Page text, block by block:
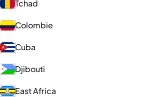
Tchad
Colombie
Cuba
Djibouti
East Africa